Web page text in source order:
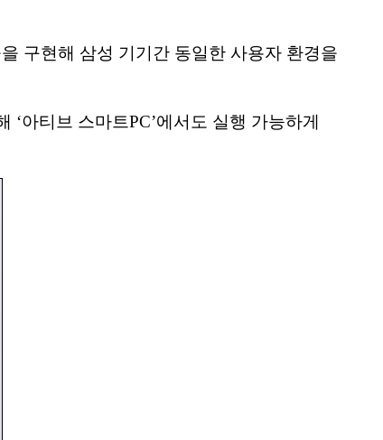
구현해 삼성 기기간 동일한 사용자 환경을
‘아티브 스마트PC’에서도 실행 가능하게